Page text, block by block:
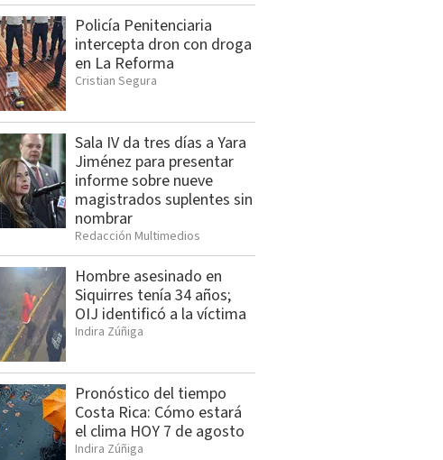
Policía Penitenciaria
intercepta dron con droga
en La Reforma
Cristian Segura
Sala IV da tres días a Yara
Jiménez para presentar
informe sobre nueve
magistrados suplentes sin
nombrar
Redacción Multimedios
Hombre asesinado en
Siquirres tenía 34 años;
OIJ identificó a la víctima
Indira Zúñiga
Pronóstico del tiempo
Costa Rica: Cómo estará
el clima HOY 7 de agosto
Indira Zúñiga